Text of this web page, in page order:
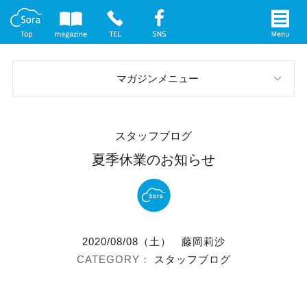
マガジンメニュー
イベント案内
社長インタビュー
スタッフブログ
夏季休業のお知らせ
2020/08/08（土）
藤岡莉沙
スタッフブログ